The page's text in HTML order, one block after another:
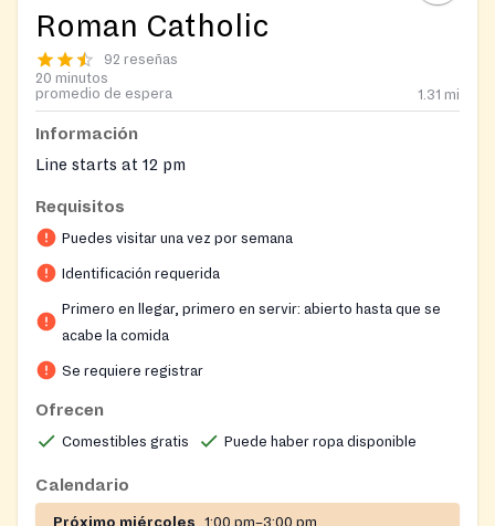
Roman Catholic
92 reseñas
20 minutos
promedio de espera
1.31 mi
Información
Line starts at 12 pm
Requisitos
Puedes visitar una vez por semana
Identificación requerida
Primero en llegar, primero en servir: abierto hasta que se
acabe la comida
Se requiere registrar
Ofrecen
Comestibles gratis Puede haber ropa disponible
Calendario
Próximo miércoles 1:00 pm–3:00 pm